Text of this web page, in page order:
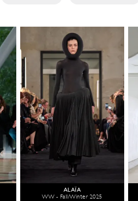
ALAÏA
WW - Fall/Winter 2025